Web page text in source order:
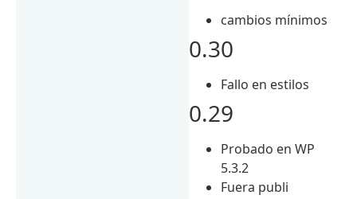
cambios mínimos
0.30
Fallo en estilos
0.29
Probado en WP
5.3.2
Fuera publi